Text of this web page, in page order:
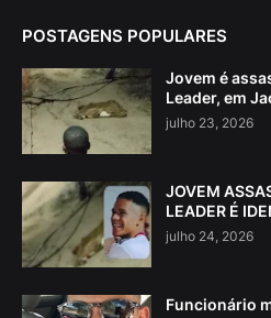
POSTAGENS POPULARES
Jovem é
Leader, em
julho 23, 2026
JOVEM
LEADER É
julho 24, 2026
Funcionário